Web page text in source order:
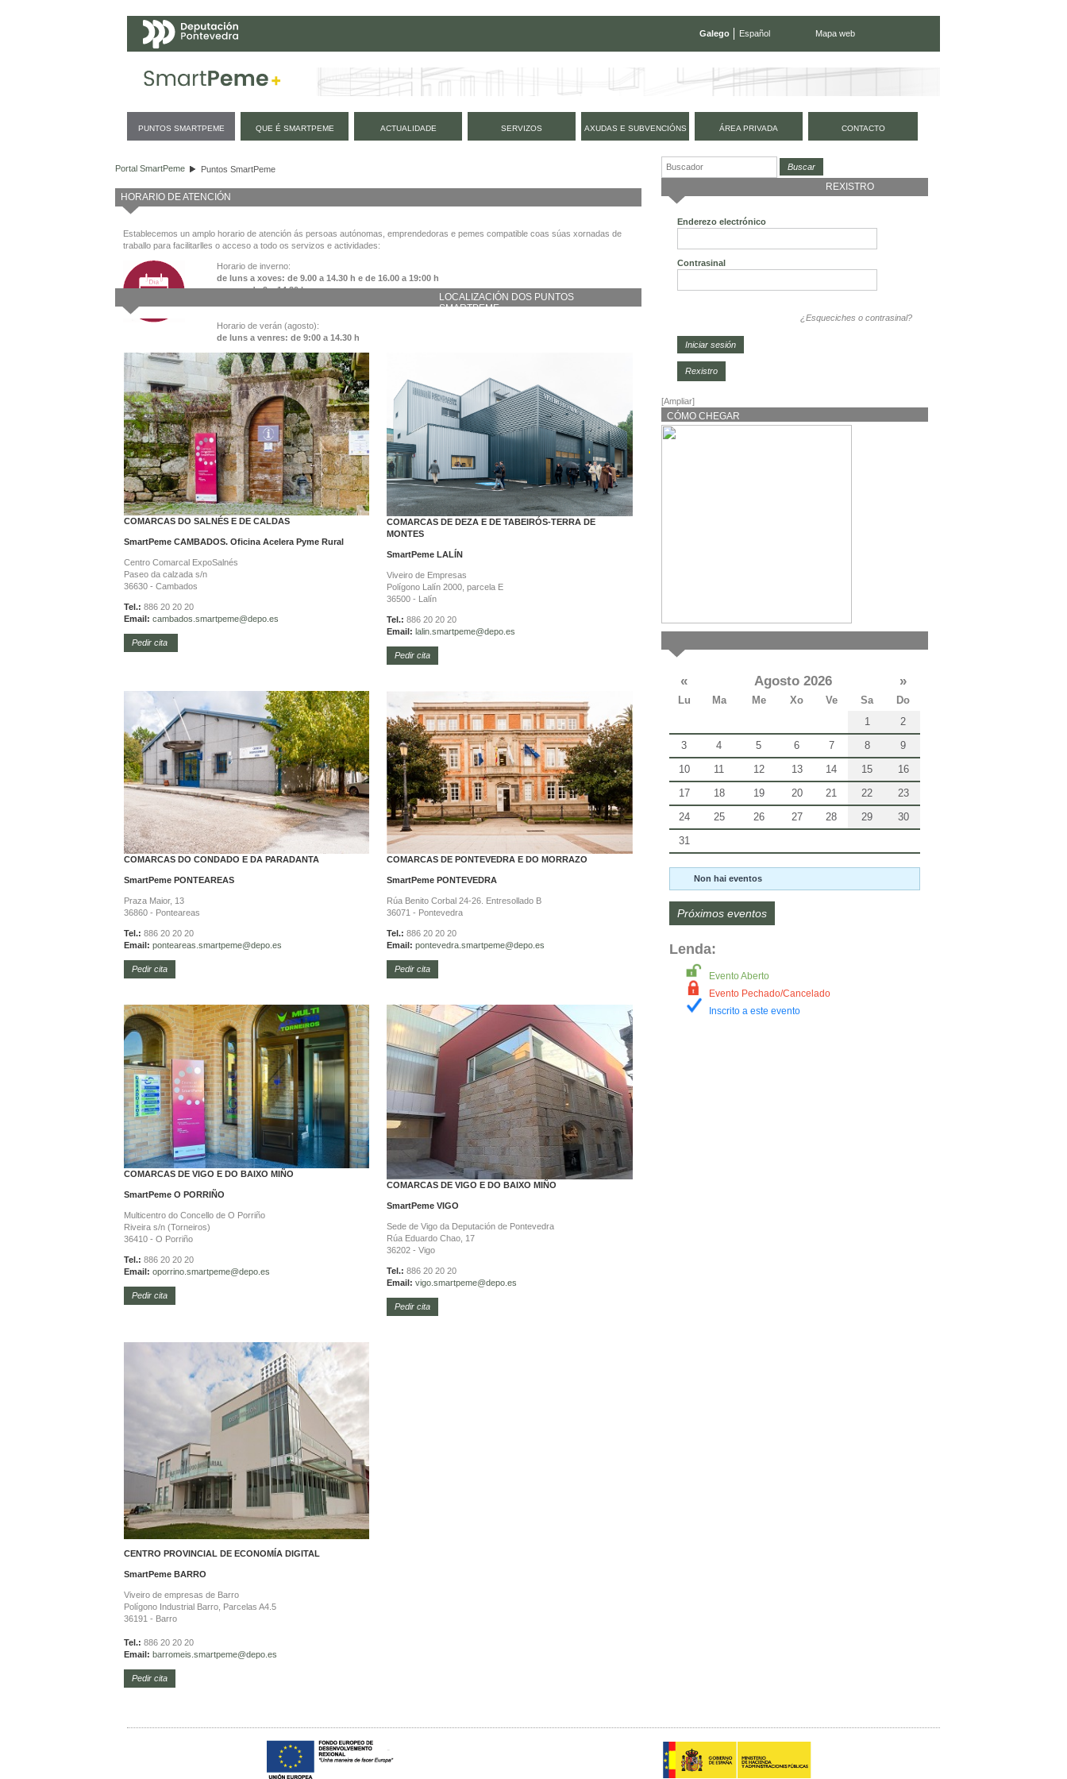
Galego Español Mapa web
PUNTOS SMARTPEME QUE É SMARTPEME ACTUALIDADE SERVIZOS AXUDAS E SUBVENCIÓNS ÁREA PRIVADA CONTACTO
Portal SmartPeme Puntos SmartPeme
HORARIO DE ATENCIÓN
Establecemos un amplo horario de atención ás persoas autónomas, emprendedoras e pemes compatible coas súas xornadas de
traballo para facilitarlles o acceso a todo os servizos e actividades:
Horario de inverno:
de luns a xoves: de 9.00 a 14.30 h e de 16.00 a 19:00 h
venres: de 9 a 14.30 h
Horario de verán (agosto):
de luns a venres: de 9:00 a 14.30 h
LOCALIZACIÓN DOS PUNTOS
SMARTPEME
COMARCAS DO SALNÉS E DE CALDAS
SmartPeme CAMBADOS. Oficina Acelera Pyme Rural
Centro Comarcal ExpoSalnés
Paseo da calzada s/n
36630 - Cambados
Tel.: 886 20 20 20
Email: cambados.smartpeme@depo.es
Pedir cita
COMARCAS DE DEZA E DE TABEIRÓS-TERRA DE
MONTES
SmartPeme LALÍN
Viveiro de Empresas
Polígono Lalín 2000, parcela E
36500 - Lalín
Tel.: 886 20 20 20
Email: lalin.smartpeme@depo.es
Pedir cita
COMARCAS DO CONDADO E DA PARADANTA
SmartPeme PONTEAREAS
Praza Maior, 13
36860 - Ponteareas
Tel.: 886 20 20 20
Email: ponteareas. smartpeme@depo.es
Pedir cita
COMARCAS DE PONTEVEDRA E DO MORRAZO
SmartPeme PONTEVEDRA
Rúa Benito Corbal 24-26. Entresollado B
36071 - Pontevedra
Tel.: 886 20 20 20
Email: pontevedra.smartpeme@depo.es
Pedir cita
COMARCAS DE VIGO E DO BAIXO MIÑO
SmartPeme O PORRIÑO
Multicentro do Concello de O Porriño
Riveira s/n (Torneiros)
36410 - O Porriño
Tel.: 886 20 20 20
Email: oporrino. smartpeme@depo.es
Pedir cita
COMARCAS DE VIGO E DO BAIXO MIÑO
SmartPemeVIGO
Sede de Vigo da Deputación de Pontevedra
Rúa Eduardo Chao, 17
36202 - Vigo
Tel.: 886 20 20 20
Email: vigo.smartpeme@depo.es
Pedir cita
CENTRO PROVINCIAL DE ECONOMÍA DIGITAL
SmartPeme BARRO
Viveiro de empresas de Barro
Polígono Industrial Barro, Parcelas A4.5
36191 - Barro
Tel.: 886 20 20 20
Email: barromeis.smartpeme@depo.es
Pedir cita
REXISTRO
Enderezo electrónico
Contrasinal
¿Esqueciches o contrasinal?
Rexistro
[Ampliar]
CÓMO CHEGAR
« Agosto 2026 »
Lu Ma Me Xo Ve Sa
Do
1
2
3
4 5 6 7 8
9
10
11 12 13 14 15
16
17
18 19 20 21 22
23
24
25 26 27 28 29
30
31
Non hai eventos
Próximos eventos
Lenda:
Evento Aberto
Evento Pechado/Cancelado
Inscrito a este evento